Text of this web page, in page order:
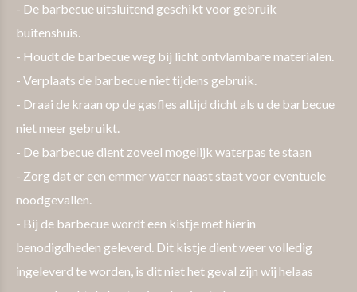
- De barbecue uitsluitend geschikt voor gebruik
buitenshuis.
- Houdt de barbecue weg bij licht ontvlambare materialen.
- Verplaats de barbecue niet tijdens gebruik.
- Draai de kraan op de gasfles altijd dicht als u de barbecue
niet meer gebruikt.
- De barbecue dient zoveel mogelijk waterpas te staan
- Zorg dat er een emmer water naast staat voor eventuele
noodgevallen.
- Bij de barbecue wordt een kistje met hierin
benodigdheden geleverd. Dit kistje dient weer volledig
ingeleverd te worden, is dit niet het geval zijn wij helaas